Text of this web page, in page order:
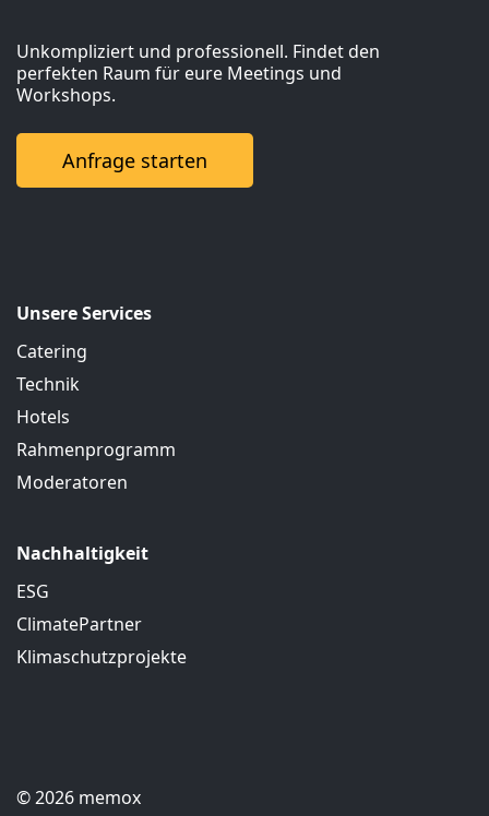
Unkompliziert und professionell. Findet den
perfekten Raum für eure Meetings und
Workshops.
Anfrage starten
Unsere Services
Catering
Technik
Hotels
Rahmenprogramm
Moderatoren
Nachhaltigkeit
ESG
ClimatePartner
Klimaschutzprojekte
© 2026 memox